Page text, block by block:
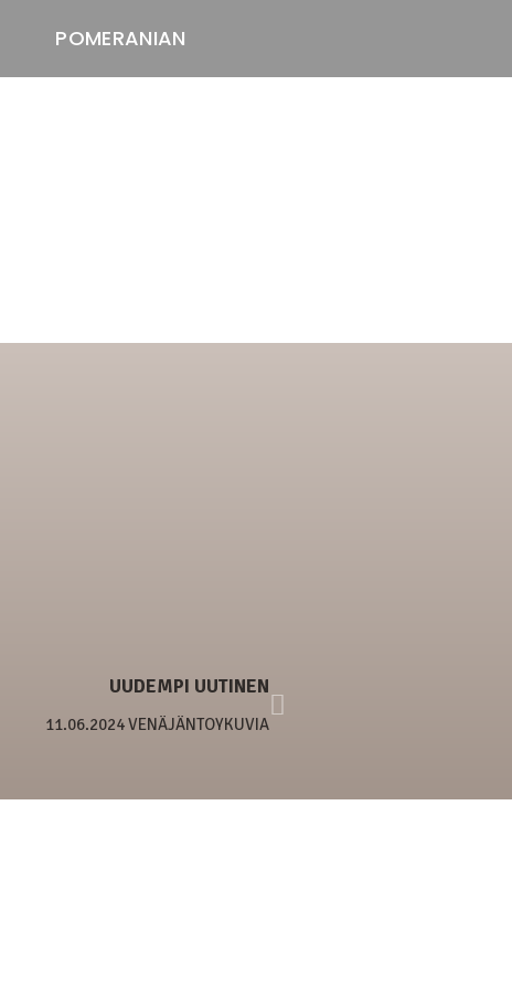
POMERANIAN
pomeranian
UUDEMPI UUTINEN
11.06.2024 VENÄJÄNTOYKUVIA